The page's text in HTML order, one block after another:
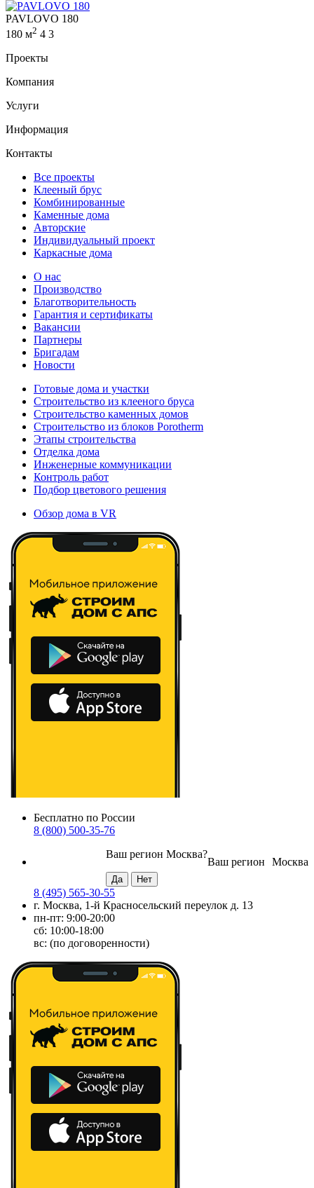
PAVLOVO 180
180 м2 4 3
Проекты
Компания
Услуги
Информация
Контакты
Все проекты
Клееный брус
Комбинированные
Каменные дома
Авторские
Индивидуальный проект
Каркасные дома
О нас
Производство
Благотворительность
Гарантия и сертификаты
Вакансии
Партнеры
Бригадам
Новости
Готовые дома и участки
Строительство из клееного бруса
Строительство каменных домов
Строительство из блоков Porotherm
Этапы строительства
Отделка дома
Инженерные коммуникации
Контроль работ
Подбор цветового решения
Обзор дома в VR
Бесплатно по России
8 (800) 500-35-76
Москва
Ваш регион
Ваш регион Москва?
8 (495) 565-30-55
г. Москва, 1-й Красносельский переулок д. 13
пн-пт: 9:00-20:00
сб: 10:00-18:00
вс: (по договоренности)